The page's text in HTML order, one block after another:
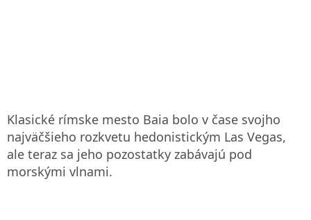
Klasické rímske mesto Baia bolo v čase svojho
najväčšieho rozkvetu hedonistickým Las Vegas,
ale teraz sa jeho pozostatky zabávajú pod
morskými vlnami.